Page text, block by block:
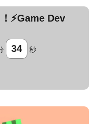
⚡️Game Dev
33 秒